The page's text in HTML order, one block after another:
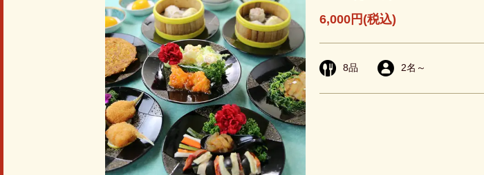
6,000円 (税込)
8品 2名～